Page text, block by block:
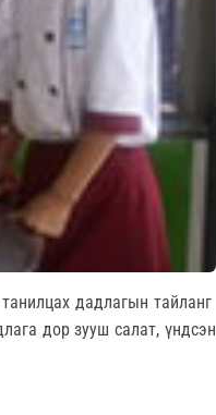
дадлагын тайланг
дор зууш салат, үндсэн